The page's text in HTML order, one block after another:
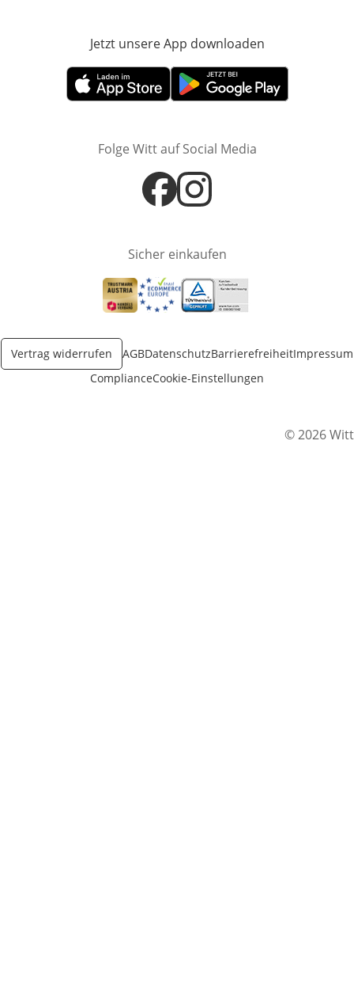
Jetzt unsere App downloaden
Öffnet in neuem FensterÖffnet in neuem Fenster
Folge Witt auf Social Media
Öffnet in neuem Fenster
Öffnet in neuem Fenster
Sicher einkaufen
Öffnet in neuem Fenster
Öffnet in neuem Fenster
Öffnet in neuem Fenster
Vertrag widerrufen AGBDatenschutzBarrierefreiheitImpressum
ComplianceCookie-Einstellungen
© 2026 Witt